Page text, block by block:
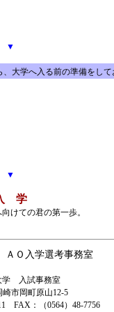
▼
、大学へ入る前の準備をし
▼
学
けての君の第一歩。
Ｏ入学選考事務室
学 入試事務室
市岡町原山12-5
FAX：（0564）48-7756